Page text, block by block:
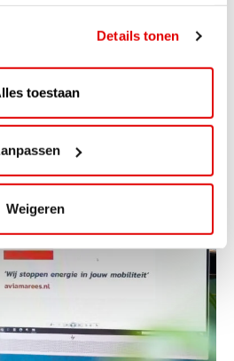
Details tonen
toestaan
Weigeren